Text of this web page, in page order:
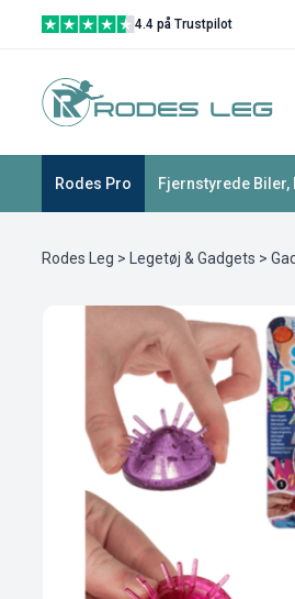
4.4 på Trustpilot
Rodes Pro Fjernstyrede Biler,
Rodes Leg > Legetøj & Gadgets >